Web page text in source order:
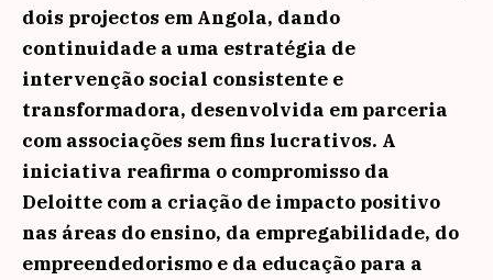
dois projectos em Angola, dando
continuidade a uma estratégia de
intervenção social consistente e
transformadora, desenvolvida em parceria
com associações sem fins lucrativos. A
iniciativa reafirma o compromisso da
Deloitte com a criação de impacto positivo
nas áreas do ensino, da empregabilidade, do
empreendedorismo e da educação para a